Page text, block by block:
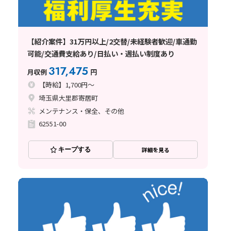
【紹介案件】31万円以上/2交替/未経験者歓迎/車通勤
可能/交通費支給あり/日払い・週払い制度あり
月収例 317,475 円
【時給】1,700円～
埼玉県大里郡寄居町
メンテナンス・保全、その他
62551-00
キープする 詳細を見る